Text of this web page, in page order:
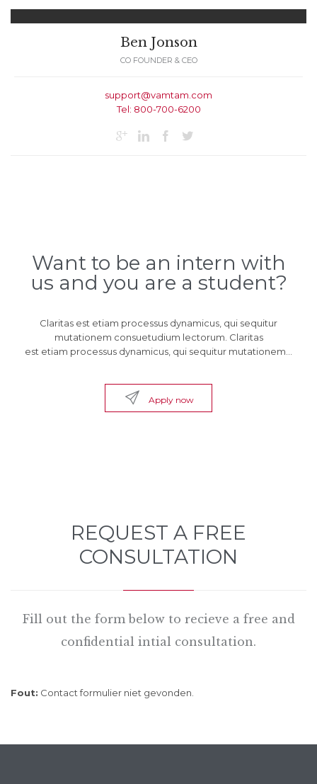
Ben Jonson
CO FOUNDER & CEO
support@vamtam.com
Tel: 800-700-6200
   
Want to be an intern with
us and you are a student?
Claritas est etiam processus dynamicus, qui sequitur
mutationem consuetudium lectorum. Claritas
est etiam processus dynamicus, qui sequitur mutationem…
 Apply now
REQUEST A FREE
CONSULTATION
Fill out the form below to recieve a free and
confidential intial consultation.
Fout: Contact formulier niet gevonden.